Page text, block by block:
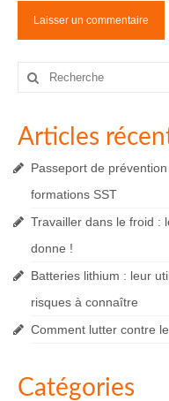
Rechercher
Articles
Passeport de
formations SST
Travailler dans le froid :
donne !
Batteries lithium : leur
risques à connaître
Comment lutter contre
Catégories